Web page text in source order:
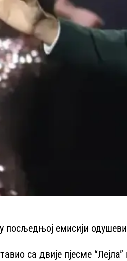
посљедњој емисији
са двије пјесме